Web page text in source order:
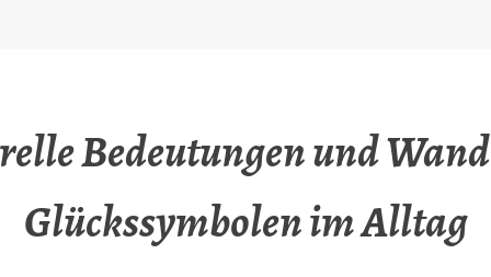
Bedeutungen und
Glückssymbolen im Alltag